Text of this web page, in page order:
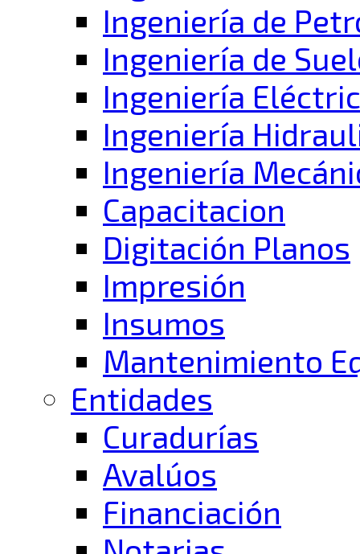
Ingeniería de
Ingeniería de
Ingeniería
Ingeniería
Ingeniería
Capacitacion
Digitación Planos
Impresión
Insumos
Mantenimiento
Entidades
Curadurías
Avalúos
Financiación